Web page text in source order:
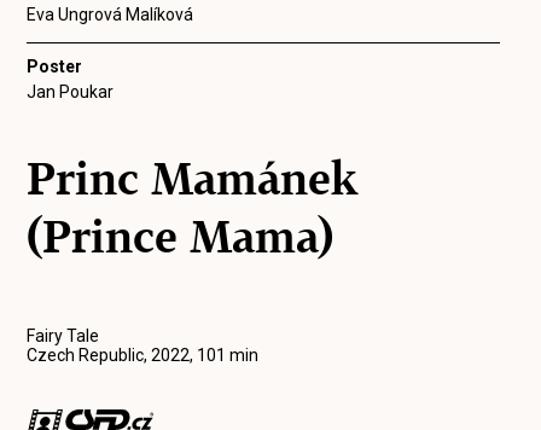
Eva Ungrová Malíková
Poster
Jan Poukar
Princ Mamánek
(Prince Mama)
Fairy Tale
Czech Republic, 2022, 101 min